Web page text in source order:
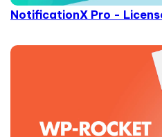
NotificationX Pro -